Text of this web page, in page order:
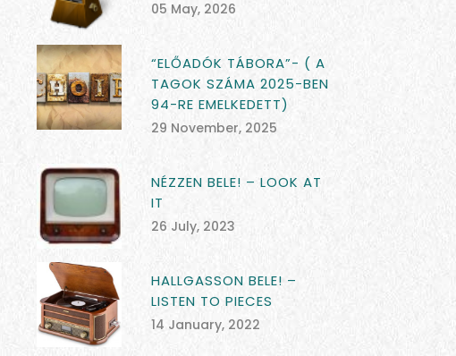
05 May, 2026
“ELŐADÓK TÁBORA”- ( A
TAGOK SZÁMA 2025-BEN
94-RE EMELKEDETT)
29 November, 2025
NÉZZEN BELE! – LOOK AT
IT
26 July, 2023
HALLGASSON BELE! –
LISTEN TO PIECES
14 January, 2022